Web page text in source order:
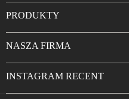
PRODUKTY
NASZA FIRMA
INSTAGRAM RECENT